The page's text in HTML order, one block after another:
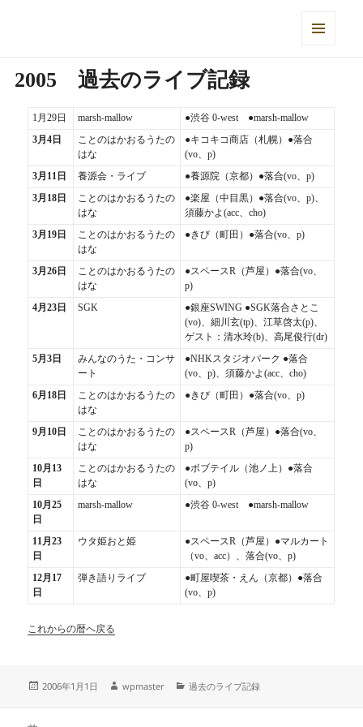
2005 過去のライブ記録
1月29日 marsh-mallow ●渋谷 0-west ●marsh-mallow
3月4日
ことのはかおるうたの
はな
●キコキコ商店（札幌）●落合
(vo、p)
3月11日 養源会・ライブ ●養源院（京都）●落合(vo、p)
3月18日
ことのはかおるうたの
はな
●楽屋（中目黒）●落合(vo、p)、
須藤かよ(acc、cho)
3月19日
ことのはかおるうたの
はな
●きび（町田）●落合(vo、p)
3月26日
ことのはかおるうたの
はな
●スペースR（芦屋）●落合(vo、
p)
4月23日 SGK
●銀座SWING ●SGK落合さとこ
(vo)、細川玄(tp)、江草啓太(p)、
ゲスト：清水玲(b)、高尾俊行(dr)
5月3日
みんなのうた・コンサ
ート
●NHKスタジオパーク ●落合
(vo、p)、須藤かよ(acc、cho)
6月18日
ことのはかおるうたの
はな
●きび（町田）●落合(vo、p)
9月10日
ことのはかおるうたの
はな
●スペースR（芦屋）●落合(vo、
p)
10月13
日
ことのはかおるうたの
はな
●ボブテイル（池ノ上）●落合
(vo、p)
10月25
日
marsh-mallow ●渋谷 0-west ●marsh-mallow
11月23
日
ウタ姫おと姫
●スペースR（芦屋）●マルカート
（vo、acc）、落合(vo、p)
12月17
日
弾き語りライブ
●町屋喫茶・えん（京都）●落合
(vo、p)
これからの暦へ戻る
投
2006年1月1日
作
wpmaster
カ
過去のライブ記録